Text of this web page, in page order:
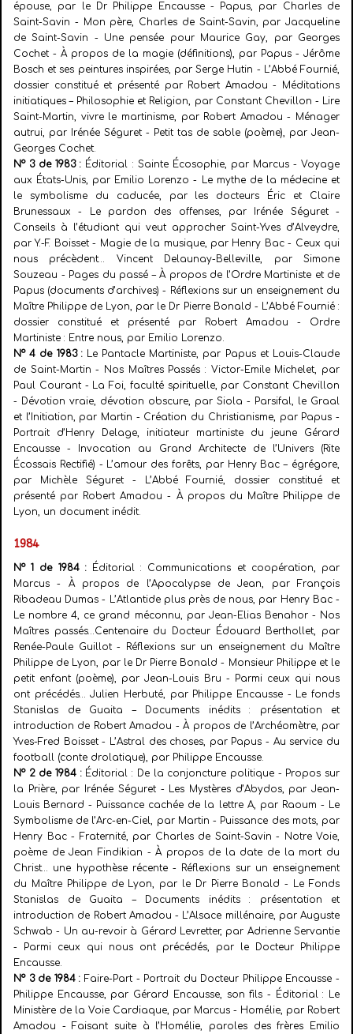
épouse, par le Dr Philippe Encausse - Papus, par Charles de
Saint-Savin - Mon père, Charles de Saint-Savin, par Jacqueline
de Saint-Savin - Une pensée pour Maurice Gay, par Georges
Cochet - À propos de la magie (définitions), par Papus - Jérôme
Bosch et ses peintures inspirées, par Serge Hutin - L’Abbé Fournié,
dossier constitué et présenté par Robert Amadou - Méditations
initiatiques – Philosophie et Religion, par Constant Chevillon - Lire
Saint-Martin, vivre le martinisme, par Robert Amadou - Ménager
autrui, par Irénée Séguret - Petit tas de sable (poème), par Jean-
Georges Cochet.
N° 3 de 1983 : Éditorial : Sainte Écosophie, par Marcus - Voyage
aux États-Unis, par Emilio Lorenzo - Le mythe de la médecine et
le symbolisme du caducée, par les docteurs Éric et Claire
Brunessaux - Le pardon des offenses, par Irénée Séguret -
Conseils à l’étudiant qui veut approcher Saint-Yves d’Alveydre,
par Y.-F. Boisset - Magie de la musique, par Henry Bac - Ceux qui
nous précèdent… Vincent Delaunay-Belleville, par Simone
Souzeau - Pages du passé – À propos de l’Ordre Martiniste et de
Papus (documents d’archives) - Réflexions sur un enseignement du
Maître Philippe de Lyon, par le Dr Pierre Bonald - L’Abbé Fournié :
dossier constitué et présenté par Robert Amadou - Ordre
Martiniste : Entre nous, par Emilio Lorenzo.
N° 4 de 1983 : Le Pantacle Martiniste, par Papus et Louis-Claude
de Saint-Martin - Nos Maîtres Passés : Victor-Emile Michelet, par
Paul Courant - La Foi, faculté spirituelle, par Constant Chevillon
- Dévotion vraie, dévotion obscure, par Siola - Parsifal, le Graal
et l’Initiation, par Martin - Création du Christianisme, par Papus -
Portrait d’Henry Delage, initiateur martiniste du jeune Gérard
Encausse - Invocation au Grand Architecte de l’Univers (Rite
Écossais Rectifié) - L’amour des forêts, par Henry Bac – égrégore,
par Michèle Séguret - L’Abbé Fournié, dossier constitué et
présenté par Robert Amadou - À propos du Maître Philippe de
Lyon, un document inédit.
1984
N° 1 de 1984 :
Éditorial : Communications et coopération, par
Marcus - À propos de l’Apocalypse de Jean, par François
Ribadeau Dumas - L’Atlantide plus près de nous, par Henry Bac -
Le nombre 4, ce grand méconnu, par Jean-Elias Benahor - Nos
Maîtres passés…Centenaire du Docteur Édouard Berthollet, par
Renée-Paule Guillot - Réflexions sur un enseignement du Maître
Philippe de Lyon, par le Dr Pierre Bonald - Monsieur Philippe et le
petit enfant (poème), par Jean-Louis Bru - Parmi ceux qui nous
ont précédés… Julien Herbuté, par Philippe Encausse - Le fonds
Stanislas de Guaita – Documents inédits : présentation et
introduction de Robert Amadou - À propos de l’Archéomètre, par
Yves-Fred Boisset - L’Astral des choses, par Papus - Au service du
football (conte drolatique), par Philippe Encausse.
N° 2 de 1984 : Éditorial : De la conjoncture politique - Propos sur
la Prière, par Irénée Séguret - Les Mystères d’Abydos, par Jean-
Louis Bernard - Puissance cachée de la lettre A, par Raoum - Le
Symbolisme de l’Arc-en-Ciel, par Martin - Puissance des mots, par
Henry Bac - Fraternité, par Charles de Saint-Savin - Notre Voie,
poème de Jean Findikian - À propos de la date de la mort du
Christ… une hypothèse récente - Réflexions sur un enseignement
du Maître Philippe de Lyon, par le Dr Pierre Bonald - Le Fonds
Stanislas de Guaita – Documents inédits : présentation et
introduction de Robert Amadou - L’Alsace millénaire, par Auguste
Schwab - Un au-revoir à Gérard Levretter, par Adrienne Servantie
- Parmi ceux qui nous ont précédés, par le Docteur Philippe
Encausse.
N° 3 de 1984 : Faire-Part - Portrait du Docteur Philippe Encausse -
Philippe Encausse, par Gérard Encausse, son fils - Éditorial : Le
Ministère de la Voie Cardiaque, par Marcus - Homélie, par Robert
Amadou - Faisant suite à l’Homélie, paroles des frères Emilio